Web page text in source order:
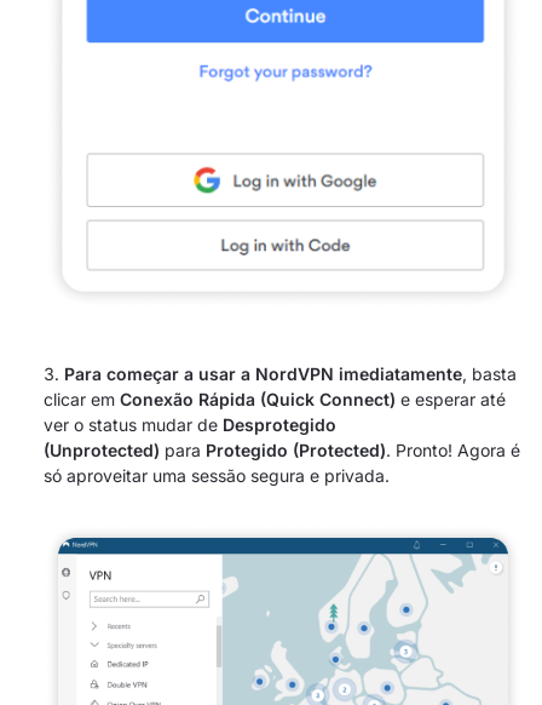
Para começar a usar a NordVPN imediatamente, basta
clicar em Conexão Rápida (Quick Connect) e esperar até
ver o status mudar de Desprotegido
(Unprotected) para Protegido (Protected). Pronto! Agora é
só aproveitar uma sessão segura e privada.